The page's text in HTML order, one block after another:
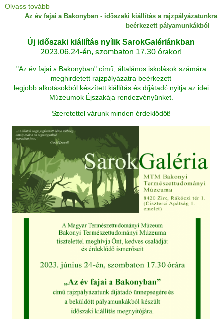
Olvass tovább
Az év fajai a Bakonyban - időszaki kiállítás a rajzpályázatunkra
beérkezett pályamunkákból
Új időszaki kiállítás nyílik SarokGalériánkban
2023.06.24-én, szombaton 17.30 órakor!
"Az év fajai a Bakonyban" című, általános iskolások számára
meghirdetett rajzpályázatra beérkezett
legjobb alkotásokból készített kiállítás és díjátadó nyitja az idei
Múzeumok Éjszakája rendezvényünket.
Szeretettel várunk minden érdeklődőt!